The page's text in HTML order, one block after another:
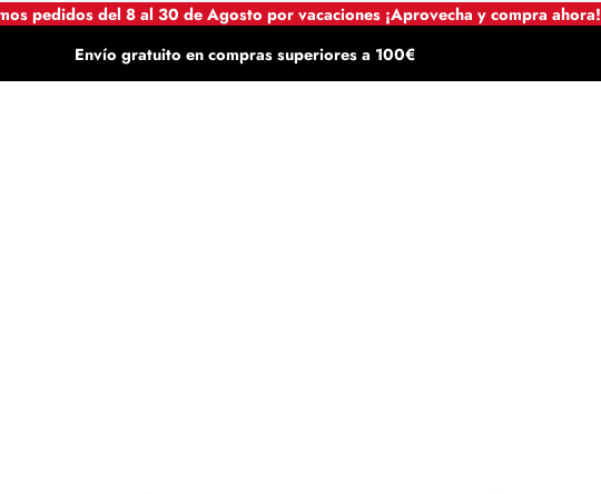
pedidos del 8 al 30 de Agosto por vacaciones ¡Aprovecha y compra ahora!
Envío gratuito en compras superiores a 100€